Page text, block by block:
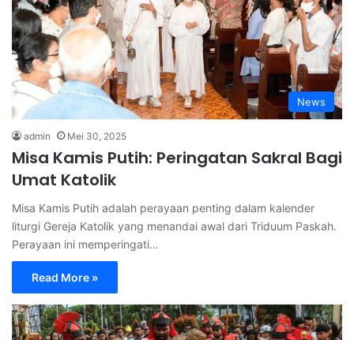
News
admin Mei 30, 2025
Misa Kamis Putih: Peringatan Sakral Bagi
Umat Katolik
Misa Kamis Putih adalah perayaan penting dalam kalender
liturgi Gereja Katolik yang menandai awal dari Triduum Paskah.
Perayaan ini memperingati…
Read More »